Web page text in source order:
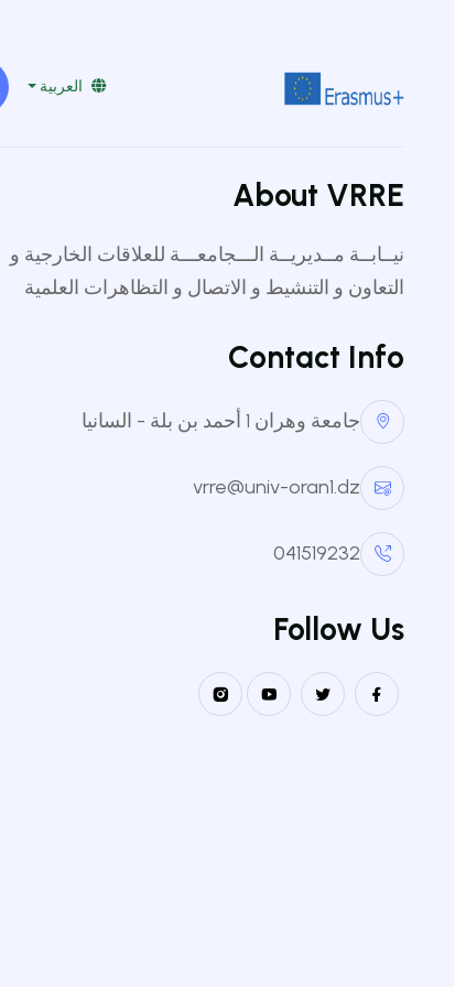
العربية
About VRRE
نيــابــة مــديريــة الـــجامعـــة للعلاقات الخارجية و
التعاون و التنشيط و الاتصال و التظاهرات العلمية
Contact Info
جامعة وهران 1 أحمد بن بلة - السانيا
vrre@univ-oran1.dz
041519232
Follow Us